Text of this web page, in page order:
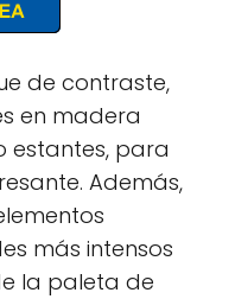
de contraste,
en madera
estantes, para
Además,
más intensos
la paleta de